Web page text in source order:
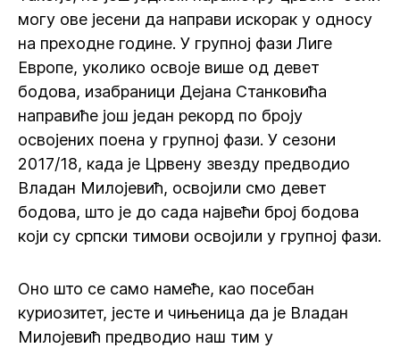
могу ове јесени да направи искорак у односу
на преходне године. У групној фази Лиге
Европе, уколико освоје више од девет
бодова, изабраници Дејана Станковића
направиће још један рекорд по броју
освојених поена у групној фази. У сезони
2017/18, када је Црвену звезду предводио
Владан Милојевић, освојили смо девет
бодова, што је до сада највећи број бодова
који су српски тимови освојили у групној фази.
Оно што се само намеће, као посебан
куриозитет, јесте и чињеница да је Владан
Милојевић предводио наш тим у